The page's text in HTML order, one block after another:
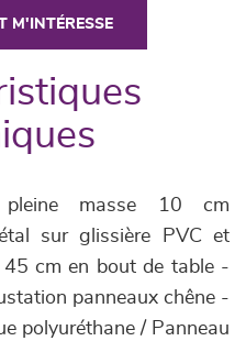
M'INTÉRESSE
pleine masse 10 cm
sur glissière PVC et
45 cm en bout de table -
panneaux chêne -
polyuréthane / Panneau